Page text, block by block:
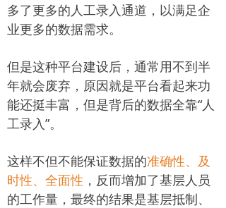
多了更多的人工录入通道，以满足企
业更多的数据需求。
但是这种平台建设后，通常用不到半
年就会废弃，原因就是平台看起来功
能还挺丰富，但是背后的数据全靠“人
工录入”。
这样不但不能保证数据的准确性、及
时性、全面性 ，反而增加了基层人员
的工作量，最终的结果是基层抵制、